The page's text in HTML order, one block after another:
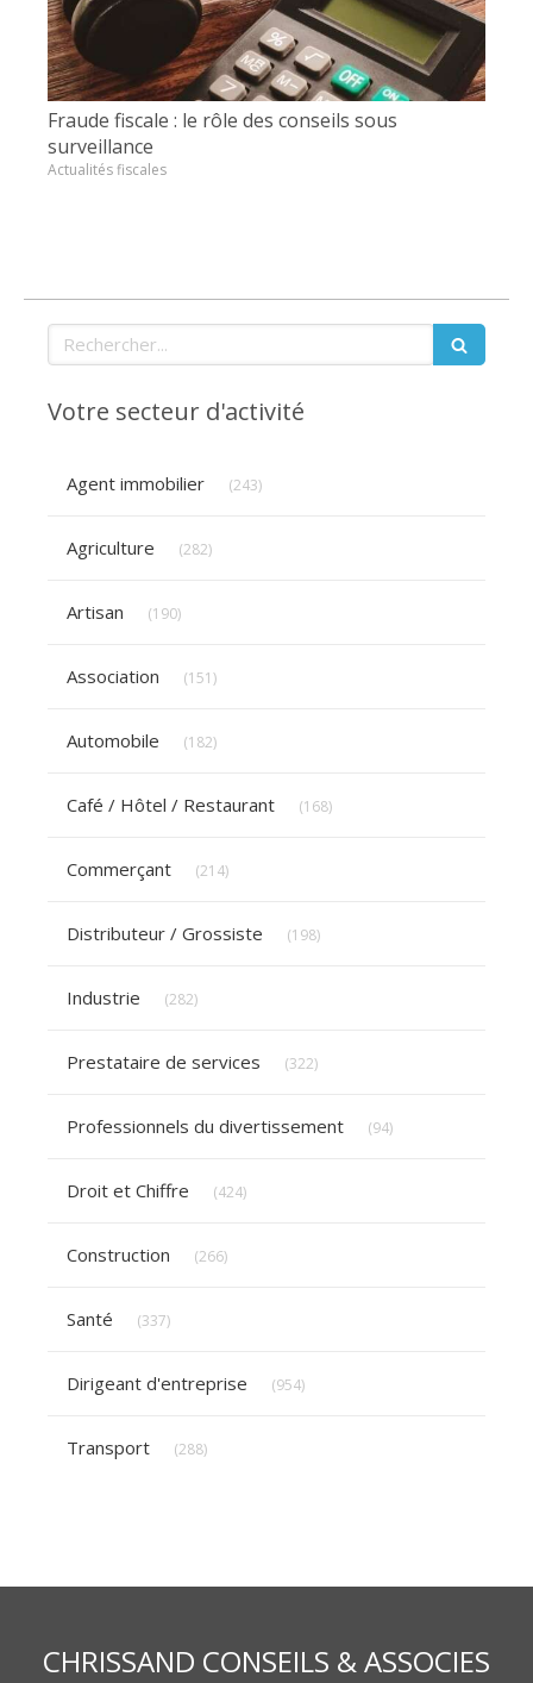
Fraude fiscale : le rôle des conseils sous
surveillance
Actualités fiscales
Rechercher
Votre secteur d'activité
Agent immobilier (243)
Agriculture (282)
Artisan (190)
Association (151)
Automobile (182)
Café / Hôtel / Restaurant (168)
Commerçant (214)
Distributeur / Grossiste (198)
Industrie (282)
Prestataire de services (322)
Professionnels du divertissement (94)
Droit et Chiffre (424)
Construction (266)
Santé (337)
Dirigeant d'entreprise (954)
Transport (288)
CHRISSAND CONSEILS & ASSOCIES